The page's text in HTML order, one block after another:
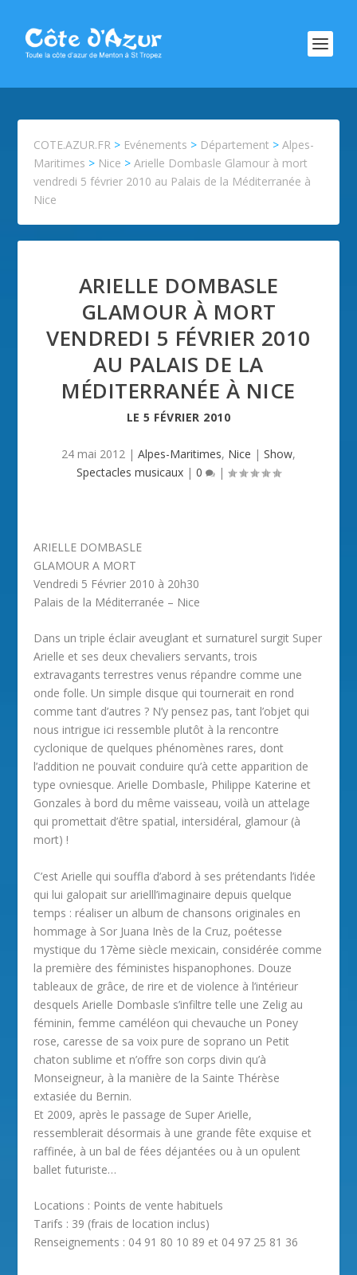
COTE.AZUR.FR > Evénements > Département >Alpes-
Maritimes > Nice >Arielle Dombasle Glamour à mort
vendredi 5 février 2010 au Palais de la Méditerranée à
Nice
ARIELLE DOMBASLE
GLAMOUR À MORT
VENDREDI 5 FÉVRIER 2010
AU PALAIS DE LA
MÉDITERRANÉE À NICE
LE5 FÉVRIER 2010
24 mai 2012 | Alpes-Maritimes, Nice | Show,
Spectacles musicaux | 0 |
ARIELLE DOMBASLE
GLAMOUR A MORT
Vendredi 5 Février 2010 à 20h30
Palais de la Méditerranée – Nice
Dans un triple éclair aveuglant et surnaturel surgit Super
Arielle et ses deux chevaliers servants, trois
extravagants terrestres venus répandre comme une
onde folle. Un simple disque qui tournerait en rond
comme tant d’autres ? N’y pensez pas, tant l’objet qui
nous intrigue ici ressemble plutôt à la rencontre
cyclonique de quelques phénomènes rares, dont
l’addition ne pouvait conduire qu’à cette apparition de
type ovniesque. Arielle Dombasle, Philippe Katerine et
Gonzales à bord du même vaisseau, voilà un attelage
qui promettait d’être spatial, intersidéral, glamour (à
mort) !
C’est Arielle qui souffla d’abord à ses prétendants l’idée
qui lui galopait sur arielll’imaginaire depuis quelque
temps : réaliser un album de chansons originales en
hommage à Sor Juana Inès de la Cruz, poétesse
mystique du 17ème siècle mexicain, considérée comme
la première des féministes hispanophones. Douze
tableaux de grâce, de rire et de violence à l’intérieur
desquels Arielle Dombasle s’infiltre telle une Zelig au
féminin, femme caméléon qui chevauche un Poney
rose, caresse de sa voix pure de soprano un Petit
chaton sublime et n’offre son corps divin qu’à
Monseigneur, à la manière de la Sainte Thérèse
extasiée du Bernin.
Et 2009, après le passage de Super Arielle,
ressemblerait désormais à une grande fête exquise et
raffinée, à un bal de fées déjantées ou à un opulent
ballet futuriste…
Locations : Points de vente habituels
Tarifs : 39 (frais de location inclus)
Renseignements : 04 91 80 10 89 et 04 97 25 81 36